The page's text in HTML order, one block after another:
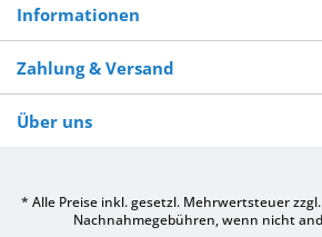
Informationen
Zahlung & Versand
Über uns
* Alle Preise inkl. gesetzl. Mehrwertsteuer zzgl.
Nachnahmegebühren, wenn nicht